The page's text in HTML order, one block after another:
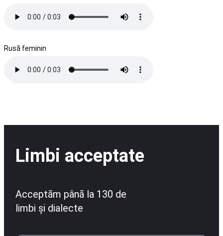
Rusă feminin
Limbi acceptate
Acceptăm până la 130 de
limbi și dialecte